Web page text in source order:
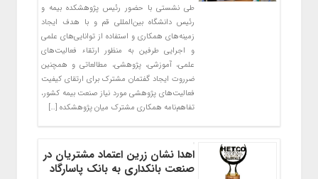
طی نشستی با حضور رئیس پژوهشکده بیمه و
رئیس دانشگاه بین‌المللی قم و با هدف ایجاد
زمینه‌های همکاری و استفاده از توانایی‌های علمی
و اجرایی طرفین به‌ منظور ارتقاء فعالیت‌های
علمی، آموزشی، پژوهشی، مطالعاتی و همچنین
ضرروت ایجاد گفتمان مشترک برای ارتقای کیفیت
فعالیت‌های پژوهشی مورد نیاز صنعت بیمه کشور،
تفاهم‌نامه همکاری مشترک میان پژوهشکده […]
اهدا نشان زرین اعتماد مشتریان در
صنعت بانکداری به بانک پاسارگاد